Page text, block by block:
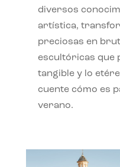
diversos
artística,
preciosas en
escultóricas que
tangible y lo
cuente cómo es
verano.